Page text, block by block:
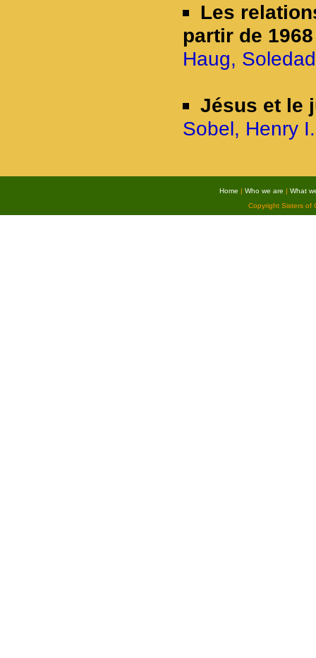
Les
partir de 1968
Haug,
Jésus et le
Sobel, Henry
Home | Who we are | What
Copyright Sisters of